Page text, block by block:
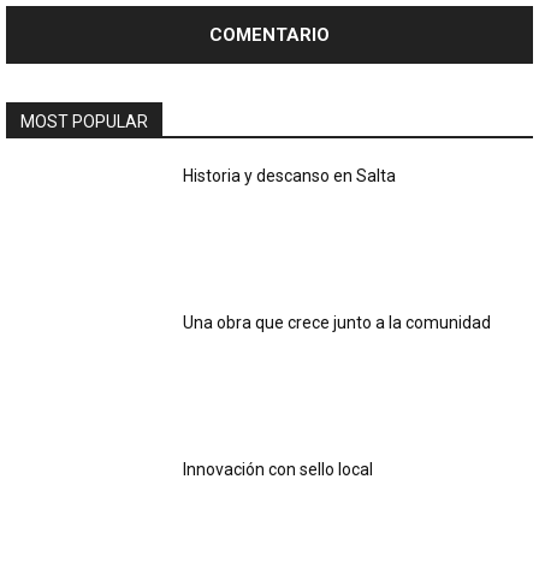
MOST POPULAR
Historia y descanso en Salta
Una obra que crece junto a la comunidad
Innovación con sello local